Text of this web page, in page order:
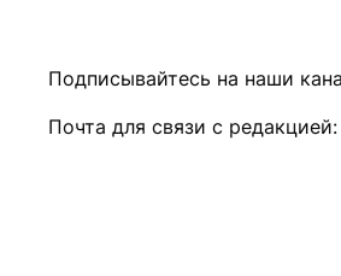
Подписывайтесь на наши
Почта для связи с редакцией: